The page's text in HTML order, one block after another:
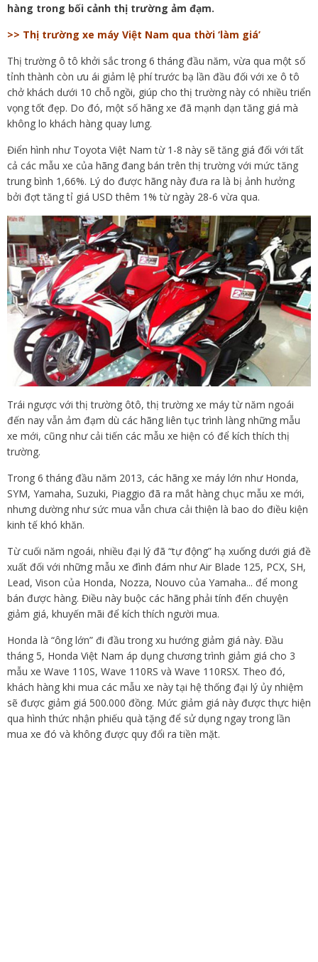
hàng trong bối cảnh thị trường ảm đạm.
>> Thị trường xe máy Việt Nam qua thời ‘làm giá’
Thị trường ô tô khởi sắc trong 6 tháng đầu năm, vừa qua một số
tỉnh thành còn ưu ái giảm lệ phí trước bạ lần đầu đối với xe ô tô
chở khách dưới 10 chỗ ngồi, giúp cho thị trường này có nhiều triển
vọng tốt đẹp. Do đó, một số hãng xe đã mạnh dạn tăng giá mà
không lo khách hàng quay lưng.
Điển hình như Toyota Việt Nam từ 1-8 này sẽ tăng giá đối với tất
cả các mẫu xe của hãng đang bán trên thị trường với mức tăng
trung bình 1,66%. Lý do được hãng này đưa ra là bị ảnh hưởng
bởi đợt tăng tỉ giá USD thêm 1% từ ngày 28-6 vừa qua.
Trái ngược với thị trường ôtô, thị trường xe máy từ năm ngoái
đến nay vẫn ảm đạm dù các hãng liên tục trình làng những mẫu
xe mới, cũng như cải tiến các mẫu xe hiện có để kích thích thị
trường.
Trong 6 tháng đầu năm 2013, các hãng xe máy lớn như Honda,
SYM, Yamaha, Suzuki, Piaggio đã ra mắt hàng chục mẫu xe mới,
nhưng dường như sức mua vẫn chưa cải thiện là bao do điều kiện
kinh tế khó khăn.
Từ cuối năm ngoái, nhiều đại lý đã “tự động” hạ xuống dưới giá đề
xuất đối với những mẫu xe đình đám như Air Blade 125, PCX, SH,
Lead, Vison của Honda, Nozza, Nouvo của Yamaha... để mong
bán được hàng. Điều này buộc các hãng phải tính đến chuyện
giảm giá, khuyến mãi để kích thích người mua.
Honda là “ông lớn” đi đầu trong xu hướng giảm giá này. Đầu
tháng 5, Honda Việt Nam áp dụng chương trình giảm giá cho 3
mẫu xe Wave 110S, Wave 110RS và Wave 110RSX. Theo đó,
khách hàng khi mua các mẫu xe này tại hệ thống đại lý ủy nhiệm
sẽ được giảm giá 500.000 đồng. Mức giảm giá này được thực hiện
qua hình thức nhận phiếu quà tặng để sử dụng ngay trong lần
mua xe đó và không được quy đổi ra tiền mặt.